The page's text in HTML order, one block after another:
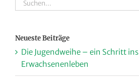
nach:
Neueste Beiträge
Die Jugendweihe – ein Schritt ins
Erwachsenenleben